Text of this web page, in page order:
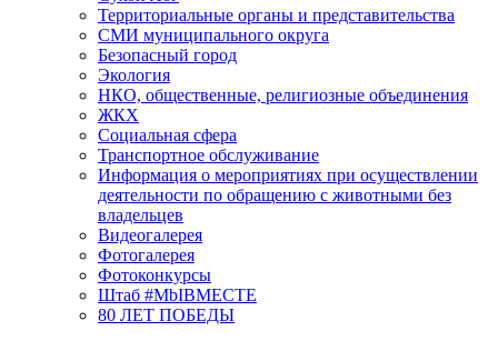
Территориальные органы и представительства
СМИ муниципального округа
Безопасный город
Экология
НКО, общественные, религиозные объединения
ЖКХ
Социальная сфера
Транспортное обслуживание
Информация о мероприятиях при осуществлении
деятельности по обращению с животными без
владельцев
Видеогалерея
Фотогалерея
Фотоконкурсы
Штаб #MbIBMECTE
80 ЛЕТ ПОБЕДЫ